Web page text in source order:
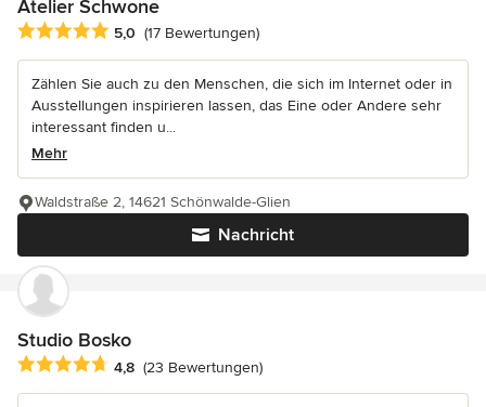
Atelier Schwone
Durchschnittliche Bewertung: 5 von 5 Sternen
5,0 (17 Bewertungen)
Zählen Sie auch zu den Menschen, die sich im Internet oder in
Ausstellungen inspirieren lassen, das Eine oder Andere sehr
interessant finden u...
Mehr
Nachricht
Waldstraße 2, 14621 Schönwalde-Glien
Studio Bosko
Durchschnittliche Bewertung: 4.8 von 5 Sternen
4,8 (23 Bewertungen)